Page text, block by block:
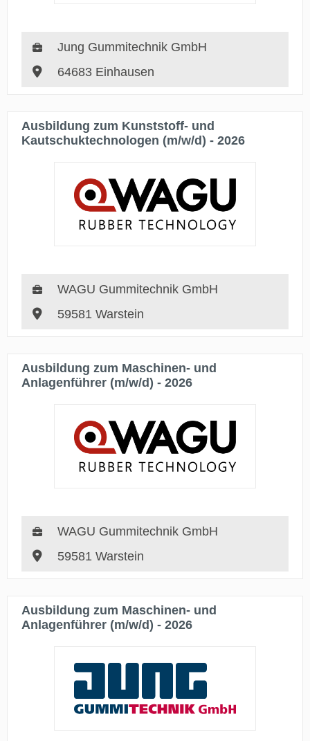
Jung Gummitechnik GmbH
64683 Einhausen
Ausbildung zum Kunststoff- und
Kautschuktechnologen (m/w/d) - 2026
WAGU Gummitechnik GmbH
59581 Warstein
Ausbildung zum Maschinen- und
Anlagenführer (m/w/d) - 2026
WAGU Gummitechnik GmbH
59581 Warstein
Ausbildung zum Maschinen- und
Anlagenführer (m/w/d) - 2026